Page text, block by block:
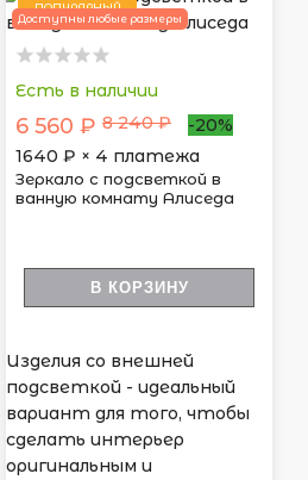
ПОПУЛЯРНЫЙ
Доступны любые размеры
Есть в наличии
6 560 ₽ 8 240 ₽
-20%
1640 ₽ × 4 платежа
Зеркало с подсветкой в
ванную комнату Алиседа
В КОРЗИНУ
Изделия со внешней
подсветкой - идеальный
вариант для того, чтобы
сделать интерьер
оригинальным и